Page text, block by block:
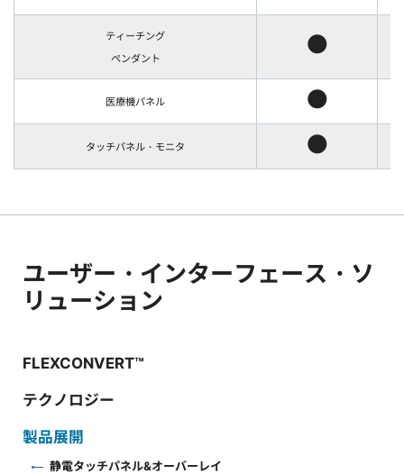
ティーチング
ペンダント
●
医療機パネル ●
タッチパネル・モニタ ●
ユーザー・インターフェース・ソ
リューション
FLEXCONVERT™
テクノロジー
製品展開
静電タッチパネル&オーバーレイ